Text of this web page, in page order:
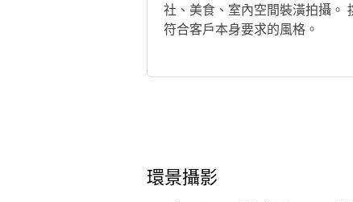
社、美食、室內空間裝潢拍攝。
符合客戶本身要求的風格。
環景攝影